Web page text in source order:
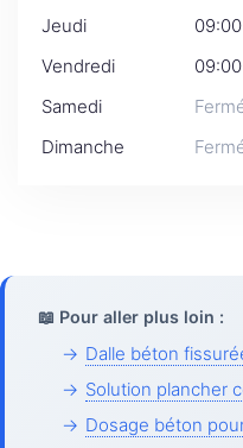
Jeudi
Vendredi
Samedi
Dimanche
📖 Pour aller plus loin :
→ Dalle béton
→ Solution plancher
→ Dosage béton